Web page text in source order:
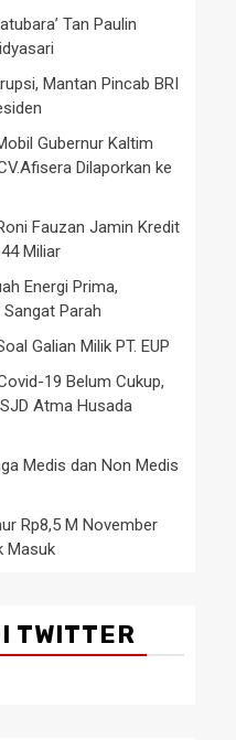
Tan Paulin
Mantan Pincab BRI
Gubernur Kaltim
Dilaporkan ke
Fauzan Jamin Kredit
Miliar
Energi Prima,
Parah
Galian Milik PT. EUP
19 Belum Cukup,
Atma Husada
Medis dan Non Medis
Rp8,5 M November
Masuk
TWITTER